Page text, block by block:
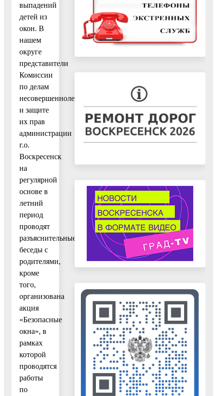
выпадений
детей из
окон. В
нашем
округе
представители
Комиссии
по делам
несовершеннолетних
и защите
их прав
администрации
г.о.
Воскресенск
на
регулярной
основе в
летний
период
проводят
разъяснительные
беседы с
родителями,
кроме
того,
организована
акция
«Безопасные
окна», в
рамках
которой
проводятся
работы
по